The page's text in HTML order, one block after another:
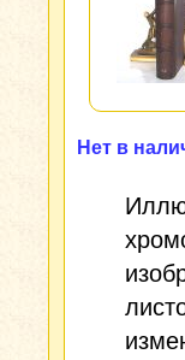
Нет в